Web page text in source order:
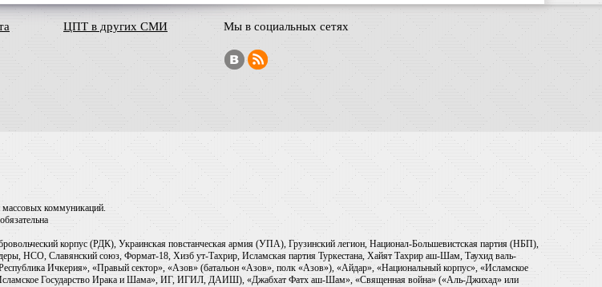
ЦПТ в других СМИ Мы в социальных сетях
массовых коммуникаций.
корпус (РДК), Украинская повстанческая армия (УПА), Грузинский легион, Национал-Большевистская партия (НБП),
НСО, Славянский союз, Формат-18, Хизб ут-Тахрир, Исламская партия Туркестана, Хайят Тахрир аш-Шам, Таухид валь-
Ичкерия», «Правый сектор», «Азов» (батальон «Азов», полк «Азов»), «Айдар», «Национальный корпус», «Исламское
«Исламское Государство Ирака и Шама», ИГ, ИГИЛ, ДАИШ), «Джабхат Фатх аш-Шам», «Священная война» («Аль-Джихад» или